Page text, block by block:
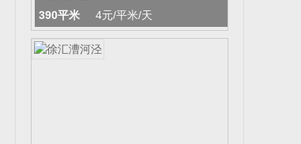
390平米 4元/平米/天